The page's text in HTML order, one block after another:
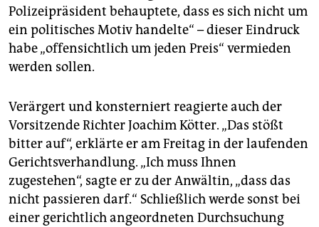
Polizeipräsident behauptete, dass es sich nicht um
ein politisches Motiv handelte“ – dieser Eindruck
habe „offensichtlich um jeden Preis“ vermieden
werden sollen.
Verärgert und konsterniert reagierte auch der
Vorsitzende Richter Joachim Kötter. „Das stößt
bitter auf“, erklärte er am Freitag in der laufenden
Gerichtsverhandlung. „Ich muss Ihnen
zugestehen“, sagte er zu der Anwältin, „dass das
nicht passieren darf.“ Schließlich werde sonst bei
einer gerichtlich angeordneten Durchsuchung